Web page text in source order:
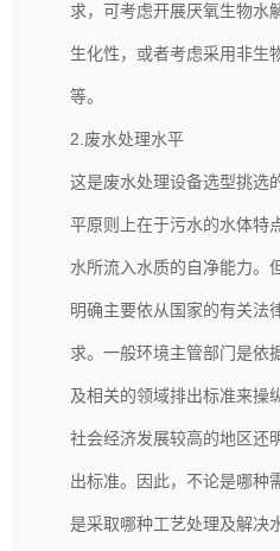
求，可考虑开展厌氧生物水
生化性，或者考虑采用非生
等。
2.废水处理水平
这是废水处理设备选型挑选
平原则上在于污水的水体特
水所流入水质的自净能力。
明确主要依从国家的有关法
求。一般环境主管部门是依
及相关的领域排出标准来操
社会经济发展较高的地区还
出标准。因此，不论是哪种
是采取哪种工艺处理及解决